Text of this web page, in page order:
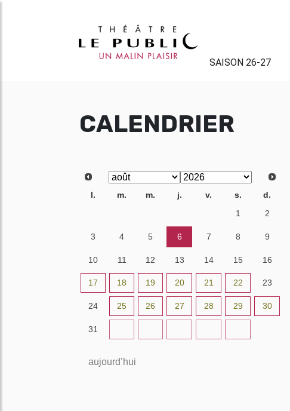
SAISON 26-27
CALENDRIER
l. m. m. j. v. s.
d.
1 2
3 4 5 6 7 8 9
10 11 12 13 14 15 16
17 18 19 20 21 22 23
24 25 26 27 28 29 30
31
aujourd’hui